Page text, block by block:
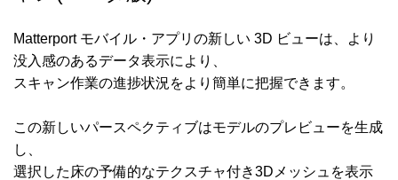
Matterport モバイル・アプリの新しい 3D ビューは、より
没入感のあるデータ表示により、
スキャン作業の進捗状況をより簡単に把握できます。
この新しいパースペクティブはモデルのプレビューを生成
し、
選択した床の予備的なテクスチャ付き3Dメッシュを表示